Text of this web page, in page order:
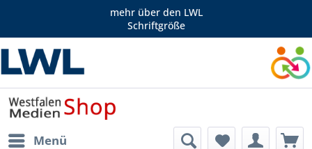
mehr über den LWL
Schriftgröße
Menü